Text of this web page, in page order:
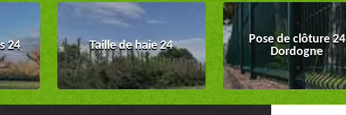
24 Taille de haie 24
Pose de clôture 24
Dordogne